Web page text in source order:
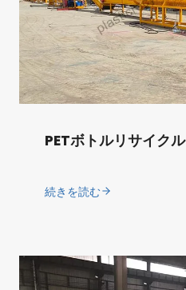
PETボトルリサイクル
続きを読む